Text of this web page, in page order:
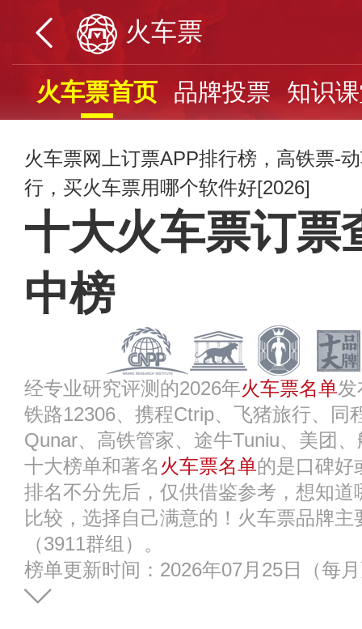
火车票
火车票首页 品牌投票 知识
火车票网上订票APP排行榜，高铁票-
行，买火车票用哪个软件好[2026]
十大火车票订票
中榜
经专业研究评测的2026年火车票名单发
铁路12306、携程Ctrip、飞猪旅行、同
Qunar、高铁管家、途牛Tuniu、美团
十大榜单和著名 火车票名单的是口碑好
排名不分先后，仅供借鉴参考，想知
比较，选择自己满意的！火车票品牌
（3911群组）。
榜单更新时间：2026年07月25日（每